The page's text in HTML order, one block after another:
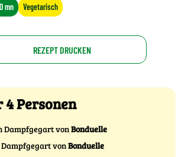
mn Vegetarisch
REZEPT DRUCKEN
Personen
Dampfgegart vonBonduelle
Dampfgegart vonBonduelle